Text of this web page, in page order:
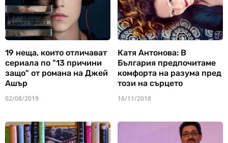
19 неща, които отличават
сериала по "13 причини
защо" от романа на Джей
Ашър
02/08/2019
Катя Антонова: В
България предпочитаме
комфорта на разума пред
този на сърцето
16/11/2018